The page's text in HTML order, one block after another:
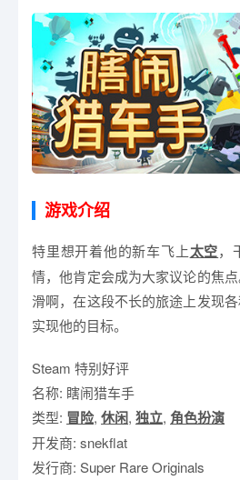
游戏介绍
特里想开着他的新车飞上太空，
情，他肯定会成为大家议论的焦点
滑啊，在这段不长的旅途上发现
实现他的目标。
Steam 特别好评
名称: 瞎闹猎车手
类型: 冒险, 休闲, 独立, 角色扮演
开发商: snekflat
发行商: Super Rare Originals